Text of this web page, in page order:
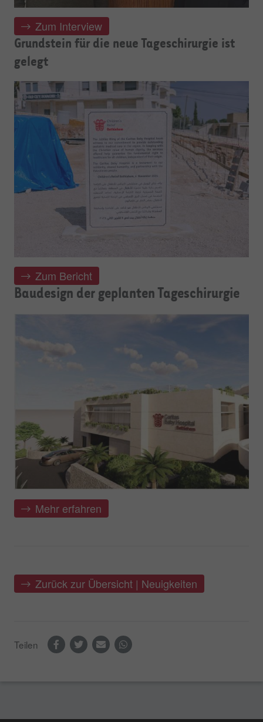
Zum Interview
Grundstein für die neue Tageschirurgie ist
gelegt
Zum Bericht
Baudesign der geplanten Tageschirurgie
Mehr erfahren
Zurück zur Übersicht | Neuigkeiten
Teilen